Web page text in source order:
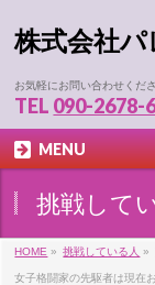
株式会社パ
お気軽にお問い合わせくだ
TEL 090-2678-
MENU
挑戦して
HOME » 挑戦している人 »
女子格闘家の先駆者は現在